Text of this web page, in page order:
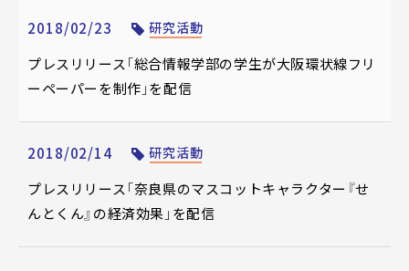
2018/02/23 研究活動
プレスリリース「総合情報学部の学生が大阪環状線フリ
ーペーパーを制作」を配信
2018/02/14 研究活動
プレスリリース「奈良県のマスコットキャラクター『せ
んとくん』の経済効果」を配信